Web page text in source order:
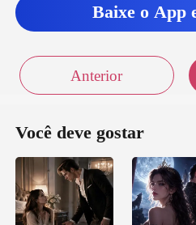
Baixe o App
Anterior
Você deve gostar